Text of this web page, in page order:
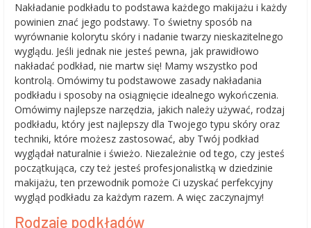
Nakładanie podkładu to podstawa każdego makijażu i każdy
powinien znać jego podstawy. To świetny sposób na
wyrównanie kolorytu skóry i nadanie twarzy nieskazitelnego
wyglądu. Jeśli jednak nie jesteś pewna, jak prawidłowo
nakładać podkład, nie martw się! Mamy wszystko pod
kontrolą. Omówimy tu podstawowe zasady nakładania
podkładu i sposoby na osiągnięcie idealnego wykończenia.
Omówimy najlepsze narzędzia, jakich należy używać, rodzaj
podkładu, który jest najlepszy dla Twojego typu skóry oraz
techniki, które możesz zastosować, aby Twój podkład
wyglądał naturalnie i świeżo. Niezależnie od tego, czy jesteś
początkująca, czy też jesteś profesjonalistką w dziedzinie
makijażu, ten przewodnik pomoże Ci uzyskać perfekcyjny
wygląd podkładu za każdym razem. A więc zaczynajmy!
Rodzaje podkładów